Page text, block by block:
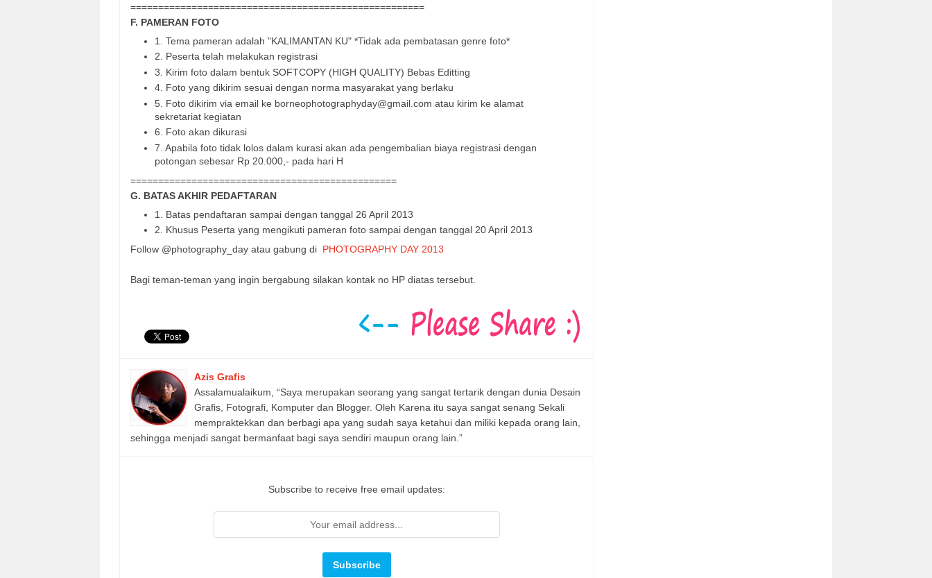
=====================================================
F. PAMERAN FOTO
1. Tema pameran adalah "KALIMANTAN KU" *Tidak ada pembatasan genre foto*
2. Peserta telah melakukan registrasi
3. Kirim foto dalam bentuk SOFTCOPY (HIGH QUALITY) Bebas Editting
4. Foto yang dikirim sesuai dengan norma masyarakat yang berlaku
5. Foto dikirim via email ke borneophotographyday@gmail.com atau kirim ke alamat
sekretariat kegiatan
6. Foto akan dikurasi
7. Apabila foto tidak lolos dalam kurasi akan ada pengembalian biaya registrasi dengan
potongan sebesar Rp 20.000,- pada hari H
================================================
G. BATAS AKHIR PEDAFTARAN
1. Batas pendaftaran sampai dengan tanggal 26 April 2013
2. Khusus Peserta yang mengikuti pameran foto sampai dengan tanggal 20 April 2013
Follow @photography_day atau gabung di PHOTOGRAPHY DAY 2013
Bagi teman-teman yang ingin bergabung silakan kontak no HP diatas tersebut.
Azis Grafis
Assalamualaikum, “Saya merupakan seorang yang sangat tertarik dengan dunia Desain
Grafis, Fotografi, Komputer dan Blogger. Oleh Karena itu saya sangat senang Sekali
mempraktekkan dan berbagi apa yang sudah saya ketahui dan miliki kepada orang lain,
sehingga menjadi sangat bermanfaat bagi saya sendiri maupun orang lain.”
Subscribe to receive free email updates: